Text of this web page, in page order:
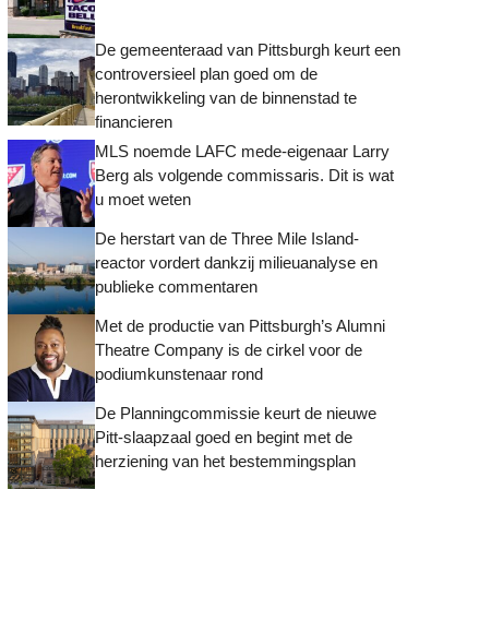
De gemeenteraad van Pittsburgh keurt een
controversieel plan goed om de
herontwikkeling van de binnenstad te
financieren
MLS noemde LAFC mede-eigenaar Larry
Berg als volgende commissaris. Dit is wat
u moet weten
De herstart van de Three Mile Island-
reactor vordert dankzij milieuanalyse en
publieke commentaren
Met de productie van Pittsburgh’s Alumni
Theatre Company is de cirkel voor de
podiumkunstenaar rond
De Planningcommissie keurt de nieuwe
Pitt-slaapzaal goed en begint met de
herziening van het bestemmingsplan